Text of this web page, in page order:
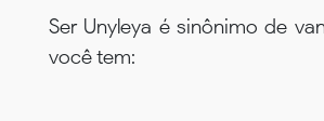
Ser Unyleya é sinônimo de
você tem: